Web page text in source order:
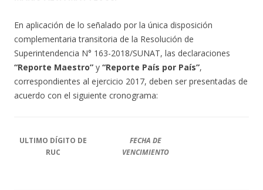
En aplicación de lo señalado por la única disposición
complementaria transitoria de la Resolución de
Superintendencia N° 163-2018/SUNAT, las declaraciones
“Reporte Maestro” y “Reporte País por País”,
correspondientes al ejercicio 2017, deben ser presentadas de
acuerdo con el siguiente cronograma:
ULTIMO DÍGITO DE
RUC
FECHA DE
VENCIMIENTO